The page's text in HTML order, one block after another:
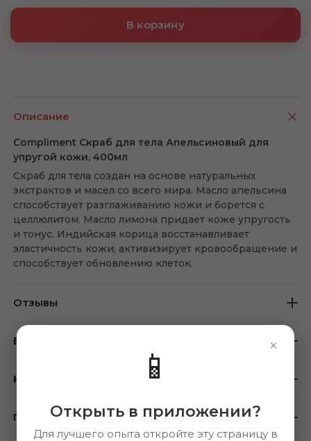
×
📱
Открыть в приложении?
Для лучшего опыта откройте эту страницу в
В корзину
Описание
Compliment Скраб для тела Апельсиновый для
упругой кожи, 400мл
Скраб для тела создан на основе натуральных
экстрактов и масел со всего мира. Масло апельсина
способствует разглаживанию кожи и борется с
целлюлитом. Масло лимона придает коже упругость
и тонус. Индийская корица восстанавливает
эластичность кожи, активизирует кровообращение и
способствует обновлению клеток.
Отзывы
Бренд
Наличие в магазинах
Примечание